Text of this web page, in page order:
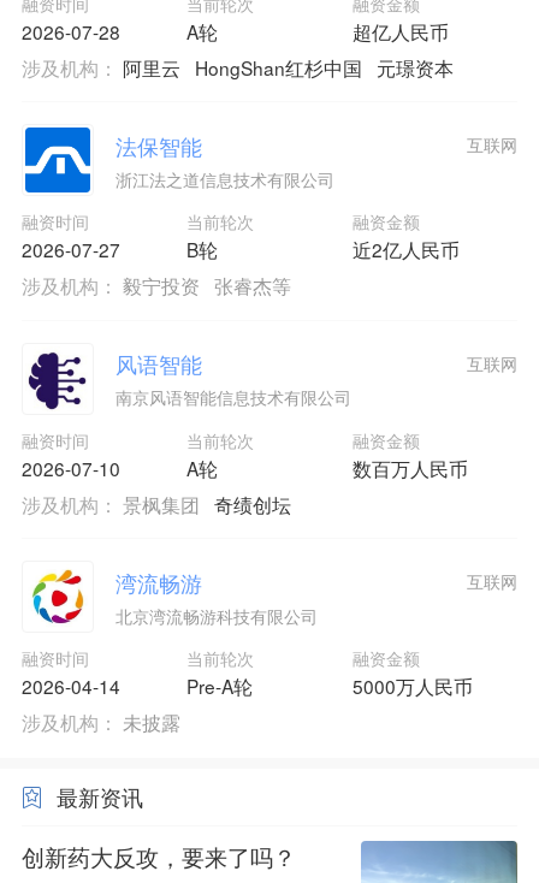
2026-07-28 A轮 超亿人民币
涉及机构： 阿里云 HongShan红杉中国 元璟资本
法保智能
浙江法之道信息技术有限公司
融资时间
2026-07-27
当前轮次
B轮
融资金额
近2亿人民币
互联网
涉及机构： 毅宁投资 张睿杰等
风语智能
南京风语智能信息技术有限公司
融资时间
2026-07-10
当前轮次
A轮
融资金额
数百万人民币
互联网
涉及机构： 景枫集团 奇绩创坛
湾流畅游
北京湾流畅游科技有限公司
融资时间
2026-04-14
当前轮次
Pre-A轮
融资金额
5000万人民币
互联网
涉及机构： 未披露
最新资讯
创新药大反攻，要来了吗？